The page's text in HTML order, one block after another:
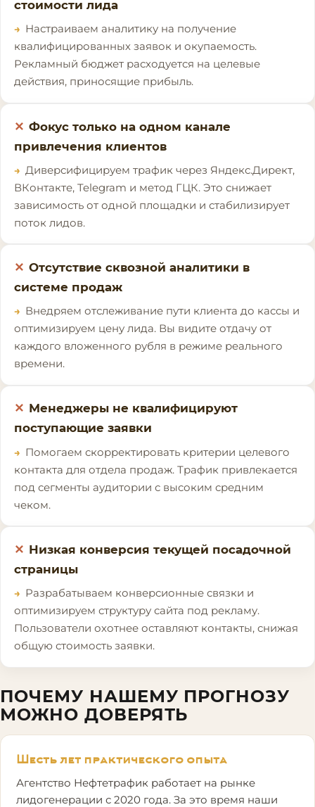
стоимости лида
Настраиваем аналитику на получение
квалифицированных заявок и окупаемость.
Рекламный бюджет расходуется на целевые
действия, приносящие прибыль.
Фокус только на одном канале
привлечения клиентов
Диверсифицируем трафик через Яндекс.Директ,
ВКонтакте, Telegram и метод ГЦК. Это снижает
зависимость от одной площадки и стабилизирует
поток лидов.
Отсутствие сквозной аналитики в
системе продаж
Внедряем отслеживание пути клиента до кассы и
оптимизируем цену лида. Вы видите отдачу от
каждого вложенного рубля в режиме реального
времени.
Менеджеры не квалифицируют
поступающие заявки
Помогаем скорректировать критерии целевого
контакта для отдела продаж. Трафик привлекается
под сегменты аудитории с высоким средним
чеком.
Низкая конверсия текущей посадочной
страницы
Разрабатываем конверсионные связки и
оптимизируем структуру сайта под рекламу.
Пользователи охотнее оставляют контакты, снижая
общую стоимость заявки.
ПОЧЕМУ НАШЕМУ ПРОГНОЗУ
МОЖНО ДОВЕРЯТЬ
Шесть лет практического опыта
Агентство Нефтетрафик работает на рынке
лидогенерации с 2020 года. За это время наши